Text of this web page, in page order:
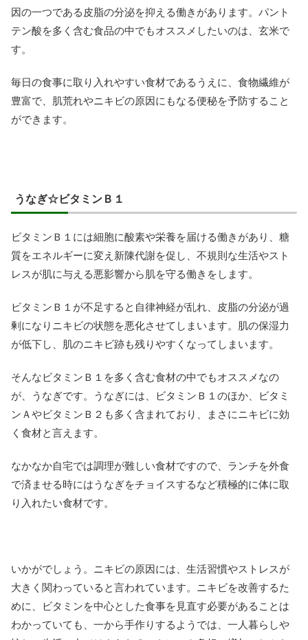
因の一つである皮脂の分泌を抑える働きがあります。パント
テン酸を多く含む食品の中でもオススメしたいのは、玄米で
す。
毎日の食事に取り入れやすい食材であるうえに、食物繊維が
豊富で、肌荒れやニキビの原因にもなる便秘を予防すること
ができます。
うなぎ☆ビタミンＢ１
ビタミンＢ１には細胞に酸素や栄養を届ける働きがあり、糖
質をエネルギーに変え新陳代謝を促し、不規則な生活やスト
レスが肌に与える悪影響から肌を守る働きをします。
ビタミンＢ１が不足すると自律神経が乱れ、皮脂の分泌が過
剰になりニキビの状態を悪化させてしまいます。肌の保湿力
が低下し、肌のニキビ跡も残りやすくなってしまいます。
そんなビタミンＢ１を多く含む食材の中でもオススメなの
が、うなぎです。うなぎには、ビタミンＢ１のほか、ビタミ
ンＡやビタミンＢ２も多く含まれており、まさにニキビに効
く食材と言えます。
なかなか自宅では調理が難しい食材ですので、ランチを外食
で済ませる時にはうなぎをチョイスするなど積極的に体に取
り入れたい食材です。
いかがでしょう。ニキビの原因には、生活習慣やストレスが
大きく関わっていると言われています。ニキビを改善するた
めに、ビタミンを中心とした食事を見直す必要があることは
わかっていても、一から手作りするようでは、一人暮らしや